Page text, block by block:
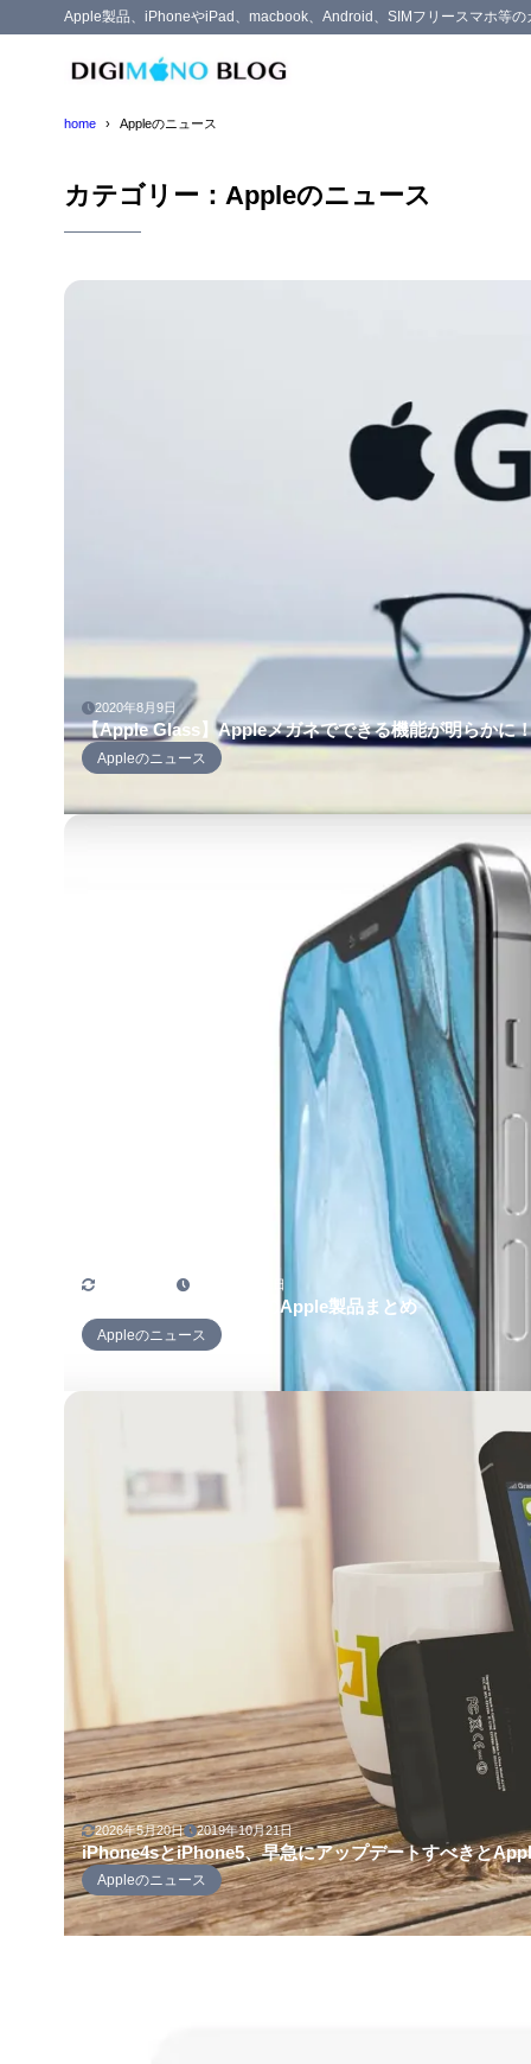
Apple製品、iPhoneやiPad、macbook、Android、SIMフリースマホ等
home Appleのニュース
カテゴリー：Appleのニュース
2020年8月9日
【Apple Glass】Appleメガネでできる機能が明らかに
Appleのニュース
2020年1月1日 2019年12月31日
2020年に発売すると噂のApple製品まとめ
Appleのニュース
2026年5月20日 2019年10月21日
iPhone4sとiPhone5、早急にアップデートすべきと
Appleのニュース